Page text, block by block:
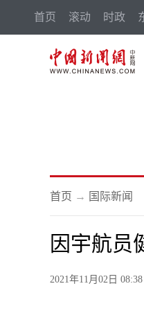
首页 滚动 时政
首页 → 国际新闻
因宇航员
2021年11月02日